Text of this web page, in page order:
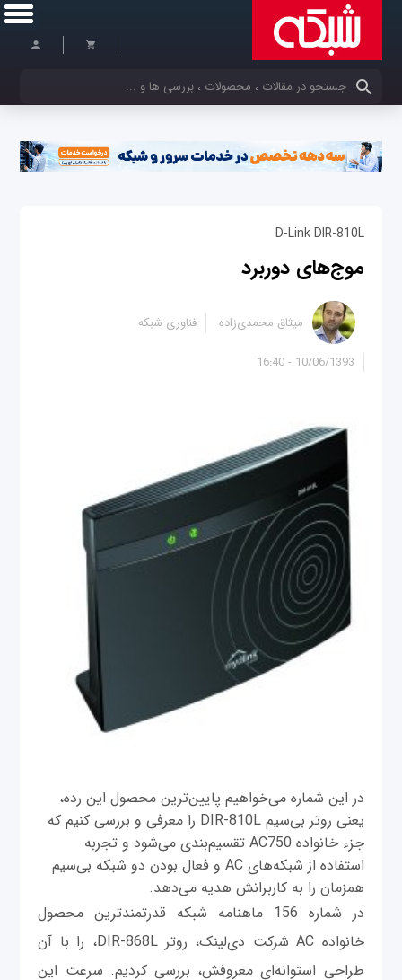
کلمات کلیدی خود را وارد کنید
D-Link DIR-810L
موج‌های دوربرد
10/06/1393 - 16:40
میثاق محمدی‌زاده فناوری شبکه
در این شماره می‌خواهیم پایین‌ترین محصول این رده،
یعنی روتر بی‌سیم DIR-810L را معرفی و بررسی کنیم که
جزء خانواده AC750 تقسیم‌بندی می‌شود و تجربه
استفاده از شبکه‌های AC و فعال بودن دو شبکه بی‌سیم
همزمان را به کاربرانش هدیه می‌دهد.
در شماره 156 ماهنامه شبکه قدرتمندترین محصول
خانواده AC شرکت دی‌‌لینک، روتر DIR-868L، را با آن
طراحی استوانه‌ای معروفش، بررسی کردیم. سرعت این